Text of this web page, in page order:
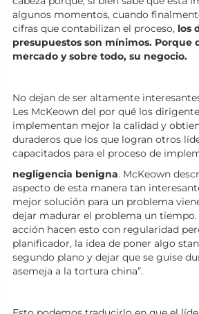
algunos momentos, cuando
cifras que contabilizan el proceso, los
presupuestos son mínimos. Porque
mercado y sobre todo, su negocio.
No dejan de ser altamente
Les McKeown del por qué los
implementan mejor la calidad y
duraderos que los que logran otros
capacitados para el proceso de
negligencia benigna. McKeown
aspecto de esta manera tan
mejor solución para un problema
dejar madurar el problema un tiempo.
acción hacen esto con regularidad
planificador, la idea de poner algo
segundo plano y dejar que se guise
asemeja a la tortura china”.